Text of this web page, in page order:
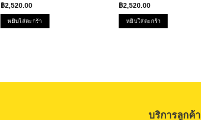
ให้คะแนน
4.67ตั้งแต่
1-5
คะแนน
฿2,520.00
หยิบใส่ตะกร้า
฿2,520.00
หยิบใส่ตะกร้า
บริการลูกค้า